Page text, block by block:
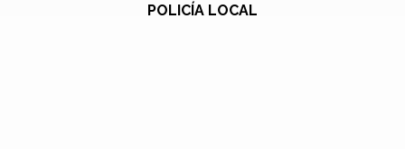
POLICÍA LOCAL